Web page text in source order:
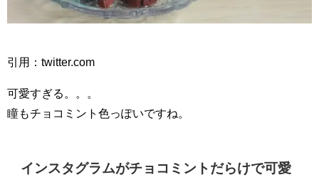
引用：twitter.com
可愛すぎる。。。
瞳もチョコミント色っぽいですね。
インスタグラムがチョコミントだらけで可愛